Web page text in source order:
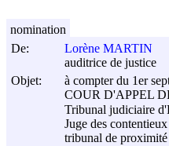
De:
Lorène MARTIN
auditrice de justice
Objet:
à compter du 1er
COUR D'APPEL
Tribunal judiciaire
Juge des
tribunal de
nomination